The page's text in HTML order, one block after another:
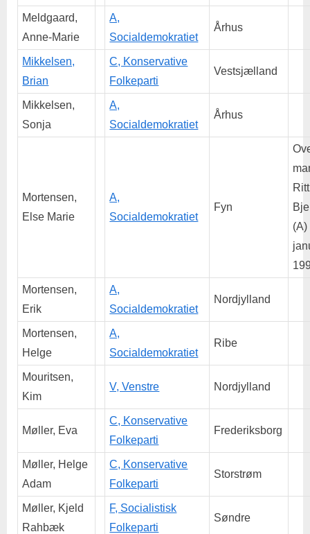
Meldgaard,
Anne-Marie
A,
Socialdemokratiet
Århus
Mikkelsen,
Brian
C, Konservative
Folkeparti
Vestsjælland
Mikkelsen,
Sonja
A,
Socialdemokratiet
Århus
Mortensen,
Else Marie
A,
Socialdemokratiet
Fyn
Ritt
(A)
Mortensen,
Erik
A,
Socialdemokratiet
Nordjylland
Mortensen,
Helge
A,
Socialdemokratiet
Ribe
Mouritsen,
Kim
V, Venstre Nordjylland
Møller, Eva
C, Konservative
Folkeparti
Frederiksborg
Møller, Helge
Adam
C, Konservative
Folkeparti
Storstrøm
Møller, Kjeld
Rahbæk
F, Socialistisk
Folkeparti
Søndre